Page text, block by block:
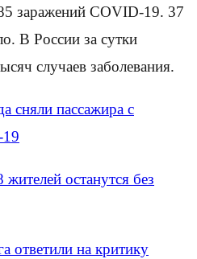
заражений COVID-19. 37
В России за сутки
случаев заболевания.
сняли пассажира с
останутся без
ответили на критику